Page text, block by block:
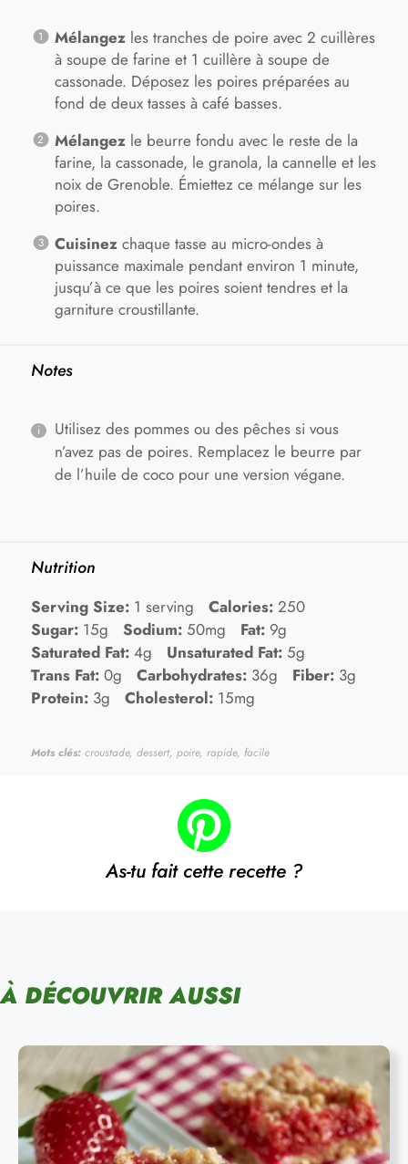
Mélangezles tranches de poire avec 2 cuillères
à soupe de farine et 1 cuillère à soupe de
cassonade. Déposez les poires préparées au
fond de deux tasses à café basses.
Mélangezle beurre fondu avec le reste de la
farine, la cassonade, le granola, la cannelle et les
noix de Grenoble. Émiettez ce mélange sur les
poires.
Cuisinezchaque tasse au micro-ondes à
puissance maximale pendant environ 1 minute,
jusqu’à ce que les poires soient tendres et la
garniture croustillante.
Notes
Utilisez des pommes ou des pêches si vous
n’avez pas de poires. Remplacez le beurre par
de l’huile de coco pour une version végane.
Nutrition
Serving Size: 1 serving Calories: 250
Sugar: 15g Sodium: 50mg Fat: 9g
Saturated Fat: 4g Unsaturated Fat: 5g
Trans Fat: 0g Carbohydrates: 36g Fiber: 3g
Protein: 3g Cholesterol: 15mg
Mots clés: croustade, dessert, poire, rapide, facile
As-tu fait cette recette ?
À DÉCOUVRIR AUSSI